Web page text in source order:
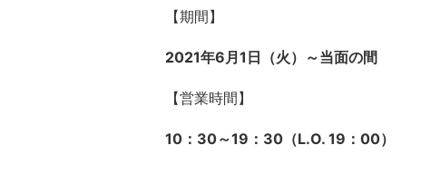
【期間】
2021年6月1日（火）～当面の間
【営業時間】
10：30～19：30（L.O. 19：00）